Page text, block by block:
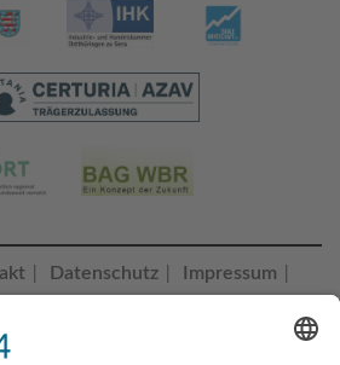
Datenschutz Impressum
|